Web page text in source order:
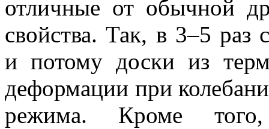
отличные от обычной
свойства. Так, в 3–5 раз
и потому доски из
деформации при
режима. Кроме того,